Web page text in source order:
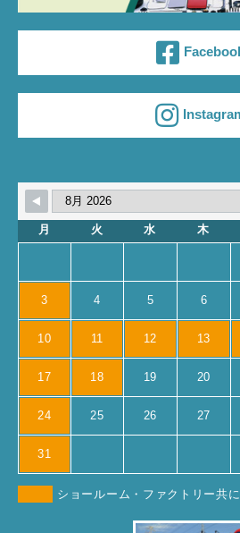
月 火 水 木
3 4 5 6
10 11 12 13
17 18 19 20
24 25 26 27
31
ショールーム・ファクトリー共